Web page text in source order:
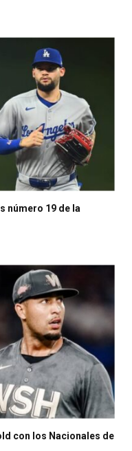
número 19 de la
con los Nacionales de